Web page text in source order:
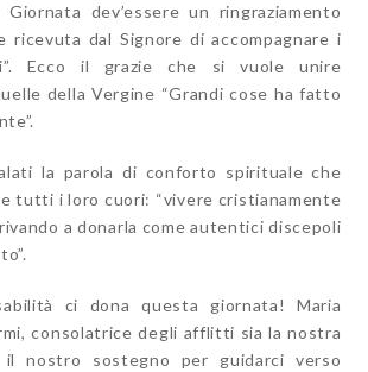
dev’essere un ringraziamento
ricevuta dal Signore di accompagnare i
Ecco il grazie che si vuole unire
della Vergine “Grandi cose ha fatto
la parola di conforto spirituale che
tutti i loro cuori: “vivere cristianamente
a donarla come autentici discepoli
ci dona questa giornata! Maria
consolatrice degli afflitti sia la nostra
il nostro sostegno per guidarci verso